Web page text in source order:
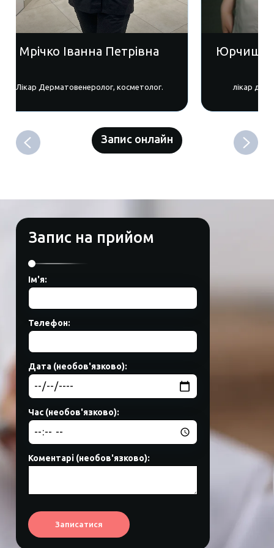
Мрічко Іванна Петрівна
Лікар Дерматовенеролог, косметолог.
Юрчишак
лікар
Запис онлайн
Запис на прийом
Ім'я:
Телефон:
Дата (необов'язково):
Час (необов'язково):
Коментарі (необов'язково):
Записатися